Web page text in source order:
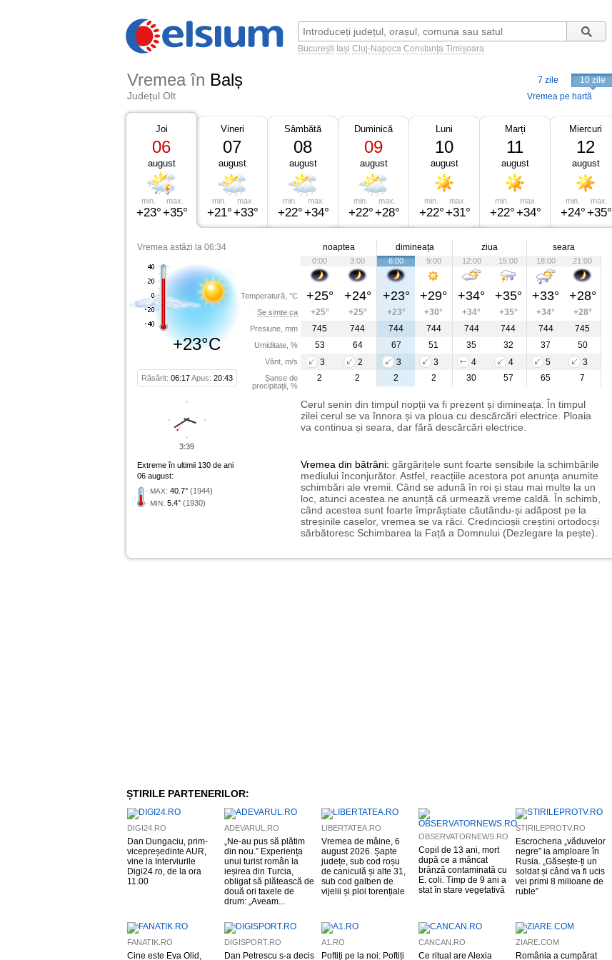
București Iași Cluj-Napoca Constanța Timișoara
Vremea în Balș
Județul Olt
7 zile
10 zile
Vremea pe hartă
Joi
06
august
min.
+23°
max.
+35°
Vineri
07
august
min.
+21°
max.
+33°
Sâmbătă
08
august
min.
+22°
max.
+34°
Duminică
09
august
min.
+22°
max.
+28°
Luni
10
august
min.
+22°
max.
+31°
Marți
11
august
min.
+22°
max.
+34°
Miercuri
12
august
min.
+24°
max.
+35°
Vremea astăzi la 06:34
+23°C
Răsărit: 06:17Apus: 20:43
Temperatură, °C
Se simte ca
Presiune, mm
Umiditate, %
Vânt, m/s
Șanse de
precipitații, %
noaptea dimineața ziua seara
0:00 3:00 6:00 9:00 12:00 15:00 18:00 21:00
+25° +24° +23° +29° +34° +35° +33° +28°
+25° +25° +23° +30° +34° +35° +34°
+28°
745
744 744 744 744 744 744
745
53
64 67 51 35 32 37
50
3
2 3 3 4 4 5
3
2
2 2 2 30 57 65 7
Cerul senin din timpul nopții va fi prezent și dimineața. În timpul
zilei cerul se va înnora și va ploua cu descărcări electrice. Ploaia
va continua și seara, dar fără descărcări electrice.
Extreme în ultimii 130 de ani
06 august:
MAX: 40.7° (1944)
MIN: 5.4° (1930)
Vremea din bătrâni: gărgărițele sunt foarte sensibile la schimbările
mediului înconjurător. Astfel, reacțiile acestora pot anunța anumite
schimbări ale vremii. Când se adună în roi și stau mai multe la un
loc, atunci acestea ne anunță că urmează vreme caldă. În schimb,
când acestea sunt foarte împrăștiate căutându-și adăpost pe la
streșinile caselor, vremea se va răci. Credincioșii creștini ortodocși
sărbătoresc Schimbarea la Față a Domnului (Dezlegare la pește).
3:39
ȘTIRILE PARTENERILOR:
DIGI24.RO
Dan Dungaciu, prim-
vicepreședinte AUR,
vine la Interviurile
Digi24.ro, de la ora
11.00
ADEVARUL.RO
„Ne-au pus să plătim
din nou.” Experiența
unui turist român la
ieșirea din Turcia,
obligat să plătească de
două ori taxele de
drum: „Aveam...
LIBERTATEA.RO
Vremea de mâine, 6
august 2026. Șapte
județe, sub cod roșu
de caniculă și alte 31,
sub cod galben de
vijelii și ploi torențiale
OBSERVATORNEWS.RO
Copil de 13 ani, mort
după ce a mâncat
brânză contaminată cu
E. coli. Timp de 9 ani a
stat în stare vegetativă
STIRILEPROTV.RO
Escrocheria „văduvelor
negre” ia amploare în
Rusia. „Găsește-ți un
soldat și când va fi ucis
vei primi 8 milioane de
ruble”
FANATIK.RO
Cine este Eva Olid,
DIGISPORT.RO
Dan Petrescu s-a decis
A1.RO
Poftiți pe la noi: Poftiți
CANCAN.RO
Ce ritual are Alexia
ZIARE.COM
România a cumpărat